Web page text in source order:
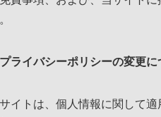
プライバシーポリシーの変更に
イトは、個人情報に関して